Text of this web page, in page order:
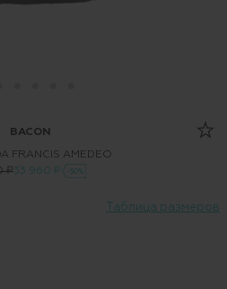
BACON
FRANCIS AMEDEO
₽33 960 ₽ -50%
Таблица размеров